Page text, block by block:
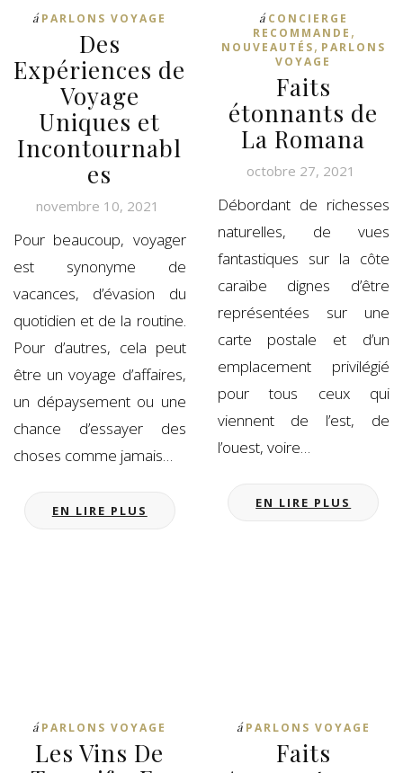
á PARLONS VOYAGE
Des
Expériences de
Voyage
Uniques et
Incontournabl
es
novembre 10, 2021
Pour beaucoup, voyager
est synonyme de
vacances, d’évasion du
quotidien et de la routine.
Pour d’autres, cela peut
être un voyage d’affaires,
un dépaysement ou une
chance d’essayer des
choses comme jamais…
EN LIRE PLUS
á CONCIERGE
RECOMMANDE ,
NOUVEAUTÉS, PARLONS
VOYAGE
Faits
étonnants de
La Romana
octobre 27, 2021
Débordant de richesses
naturelles, de vues
fantastiques sur la côte
caraïbe dignes d’être
représentées sur une
carte postale et d’un
emplacement privilégié
pour tous ceux qui
viennent de l’est, de
l’ouest, voire…
EN LIRE PLUS
á PARLONS VOYAGE
Les Vins De
á PARLONS VOYAGE
Faits